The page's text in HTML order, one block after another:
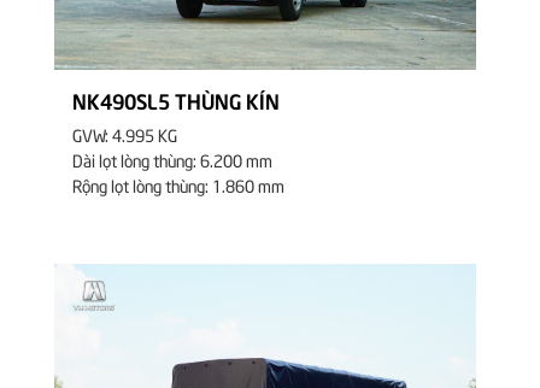
NK490SL5 THÙNG KÍN
GVW: 4.995 KG
Dài lọt lòng thùng: 6.200 mm
Rộng lọt lòng thùng: 1.860 mm